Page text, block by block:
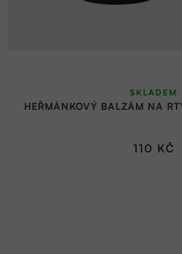
HEŘMÁNKOVÝ BALZÁM NA
SKLADEM
110 KČ